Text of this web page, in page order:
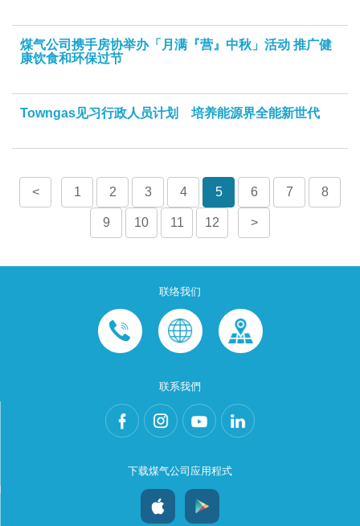
煤气公司携手房协举办「月满『营』中秋」活动 推广健
康饮食和环保过节
Towngas见习行政人员计划 培养能源界全能新世代
< 1 2 3 4 5 6 7 8
9 10 11 12 >
联络我们
联系我們
下载煤气公司应用程式